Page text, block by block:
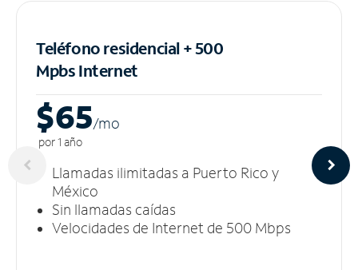
Teléfono residencial + 500
MpbsInternet
$65/mo
por 1 año
Llamadas ilimitadas a Puerto Rico y
México
Sin llamadas caídas
Velocidades de Internet de 500 Mbps